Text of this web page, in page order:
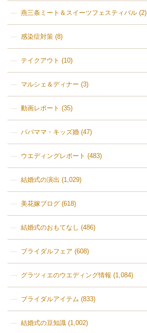
燕三条ミート＆スイーツフェスティバル(2)
感染症対策(8)
テイクアウト (10)
マルシェ＆ディナー (3)
動画レポート (35)
パパママ・キッズ婚(47)
ウエディングレポート (483)
結婚式の演出 (1,029)
美花嫁ブログ(618)
結婚式のおもてなし (486)
ブライダルフェア (608)
グラツィエのウエディング情報 (1,084)
ブライダルアイテム (833)
結婚式の豆知識(1,002)